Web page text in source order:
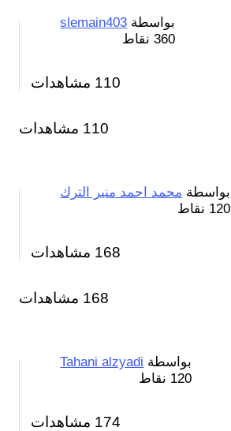
بواسطة slemain403
360نقاط
110 مشاهدات
110 مشاهدات
بواسطة محمد احمد منير الترك
120 نقاط
168 مشاهدات
168 مشاهدات
بواسطة Tahani alzyadi
120 نقاط
174 مشاهدات